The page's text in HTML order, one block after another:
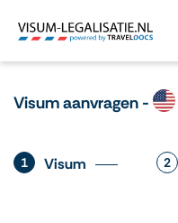
Visum aanvragen -
1 Visum 2